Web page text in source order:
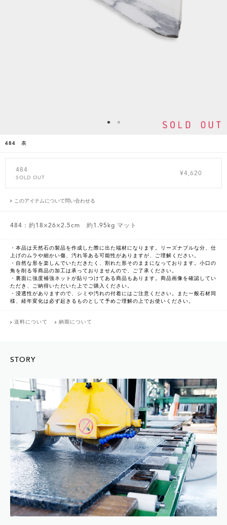
484 表
484
SOLD OUT
¥4,620
このアイテムについて問い合わせる
484：約18×26×2.5cm 約1.95kg マット
・本品は天然石の製品を作成した際に出た端材になります。リーズナブルな分、仕
上げのムラや細かい傷、汚れ等ある可能性がありますが、ご理解ください。
・自然な形を楽しんでいただきたく、割れた形そのままになっております。小口の
角を削る等商品の加工は承っておりませんので、ご了承ください。
・裏面に強度補強ネットが貼りつけてある商品もあります。商品画像を確認してい
ただき、ご納得いただいた上でご購入ください。
・浸透性がありますので、シミや汚れの付着にはご注意ください。また一般石材同
様、経年変化は必ず起きるものとして予めご理解の上でお使いください。
送料について 納期について
STORY